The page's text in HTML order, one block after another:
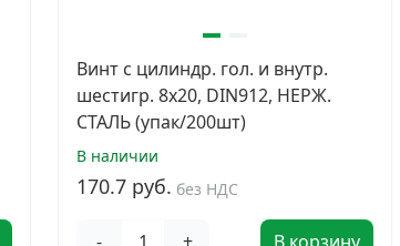
Винт с цилиндр. гол. и внутр.
шестигр. 8х20, DIN912, НЕРЖ.
СТАЛЬ (упак/200шт)
В наличии
170.7 руб. без НДС